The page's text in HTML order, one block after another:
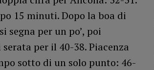
15 minuti. Dopo la boa di
per un po’, poi
per il 40-38. Piacenza
sotto di un solo punto: 46-